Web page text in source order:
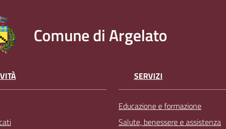
Comune di Argelato
SERVIZI
Educazione e formazione
Salute, benessere e assistenza